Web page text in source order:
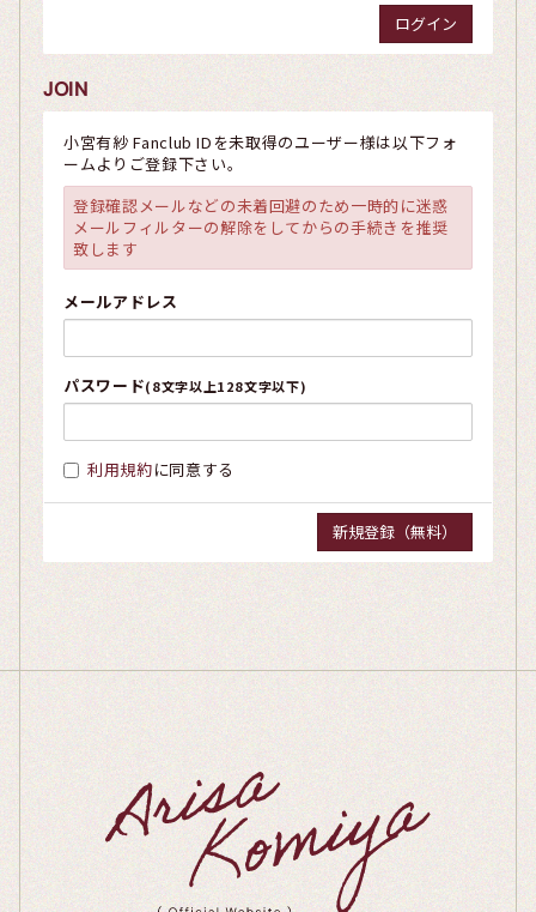
JOIN
小宮有紗 Fanclub IDを未取得のユーザー様は以下フォ
ームよりご登録下さい。
登録確認メールなどの未着回避のため一時的に迷惑
メールフィルターの解除をしてからの手続きを推奨
致します
メールアドレス
パスワード(8文字以上128文字以下)
利用規約に同意する